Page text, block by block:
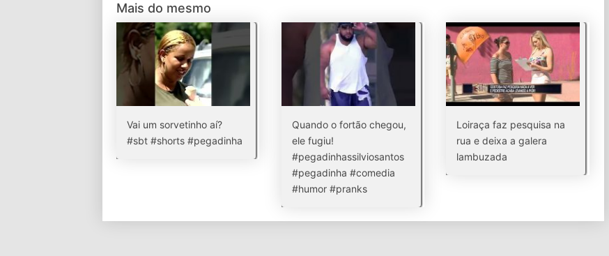
Mais do mesmo
Vai um sorvetinho aí?
#sbt #shorts #pegadinha
Quando o fortão chegou,
ele fugiu!
#pegadinhassilviosantos
#pegadinha #comedia
#humor #pranks
Loiraça faz pesquisa na
rua e deixa a galera
lambuzada